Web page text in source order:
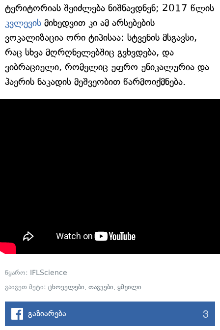
ტერიტორიას შეიძლება ნიშნავდნენ; 2017 წლის
კვლევის მიხედვით კი ამ არსებების
ვოკალიზაცია ორი ტიპისაა: სტვენის მსგავსი,
რაც სხვა მღრღნელებშიც გვხვდება, და
ვიბრაციული, რომელიც უფრო უნიკალურია და
ჰაერის ნაკადის მეშვეობით წარმოიქმნება.
წყარო: IFLScience
გაიგეთ მეტი: ცხოველები, თაგვები, ყმუილი
გაზიარება 3